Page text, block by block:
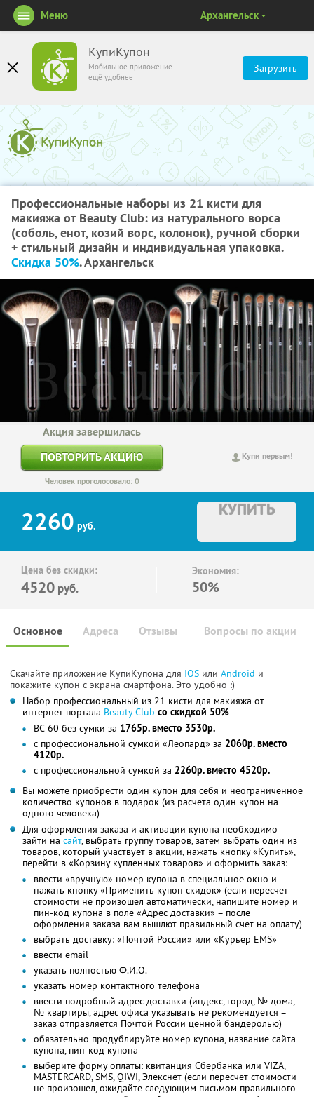
КупиКупон
Мобильное приложение
ещё удобнее
Загрузить
Меню Архангельск
Профессиональные наборы из 21 кисти для
макияжа от Beauty Club: из натурального ворса
(соболь, енот, козий ворс, колонок), ручной сборки
+ стильный дизайн и индивидуальная упаковка.
Скидка 50%. Архангельск
Купи первым!
Акция завершилась
ПОВТОРИТЬ АКЦИЮ
Человек проголосовало: 0
2260 руб.
КУПИТЬ
Цена без скидки:
4520 руб.
Экономия:
50%
Основное Отзывы Вопросы по акции
Адреса
Скачайте приложение КупиКупона для IOS или Android и
покажите купон с экрана смартфона. Это удобно :)
Набор профессиональный из 21 кисти для макияжа от
интернет-портала Beauty Club со скидкой 50%
BC-60 без сумки за 1765р. вместо 3530р.
с профессиональной сумкой «Леопард» за 2060р. вместо
4120р.
с профессиональной сумкой за 2260р. вместо 4520р.
Вы можете приобрести один купон для себя и неограниченное
количество купонов в подарок (из расчета один купон на
одного человека)
Для оформления заказа и активации купона необходимо
зайти на сайт, выбрать группу товаров, затем выбрать один из
товаров, который участвует в акции, нажать кнопку «Купить»,
перейти в «Корзину купленных товаров» и оформить заказ:
ввести «вручную» номер купона в специальное окно и
нажать кнопку «Применить купон скидок» (если пересчет
стоимости не произошел автоматически, напишите номер и
пин-код купона в поле «Адрес доставки» – после
оформления заказа вам вышлют правильный счет на оплату)
выбрать доставку: «Почтой России» или «Курьер EMS»
ввести email
указать полностью Ф.И.О.
указать номер контактного телефона
ввести подробный адрес доставки (индекс, город, № дома,
№ квартиры, адрес офиса указывать не рекомендуется –
заказ отправляется Почтой России ценной бандеролью)
обязательно продублируйте номер купона, название сайта
купона, пин-код купона
выберите форму оплаты: квитанция Сбербанка или VIZA,
MASTERCARD, SMS, QIWI, Элекснет (если пересчет стоимости
не произошел, ожидайте следующим письмом правильного